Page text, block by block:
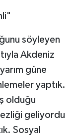
söyleyen
Akdeniz
güne
yaptık.
olduğu
geliyordu
Sosyal